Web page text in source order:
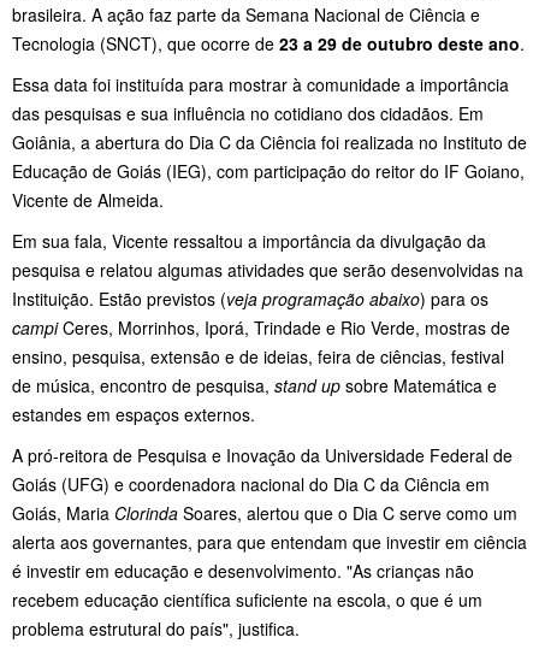
brasileira. A ação faz parte da Semana Nacional de Ciência e
Tecnologia (SNCT), que ocorre de 23 a 29 de outubro deste ano.
Essa data foi instituída para mostrar à comunidade a importância
das pesquisas e sua influência no cotidiano dos cidadãos. Em
Goiânia, a abertura do Dia C da Ciência foi realizada no Instituto de
Educação de Goiás (IEG), com participação do reitor do IF Goiano,
Vicente de Almeida.
Em sua fala, Vicente ressaltou a importância da divulgação da
pesquisa e relatou algumas atividades que serão desenvolvidas na
Instituição. Estão previstos (veja programação abaixo) para os
campiCeres, Morrinhos, Iporá, Trindade e Rio Verde, mostras de
ensino, pesquisa, extensão e de ideias, feira de ciências, festival
de música, encontro de pesquisa, stand up sobre Matemática e
estandes em espaços externos.
A pró-reitora de Pesquisa e Inovação da Universidade Federal de
Goiás (UFG) e coordenadora nacional do Dia C da Ciência em
Goiás, Maria Clorinda Soares, alertou que o Dia C serve como um
alerta aos governantes, para que entendam que investir em ciência
é investir em educação e desenvolvimento. "As crianças não
recebem educação científica suficiente na escola, o que é um
problema estrutural do país", justifica.